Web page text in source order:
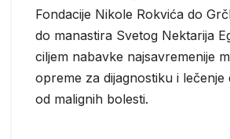
Fondacije Nikole Rokvića do
do manastira Svetog Nektarija
ciljem nabavke najsavremenije
opreme za dijagnostiku i lečenje
od malignih bolesti.